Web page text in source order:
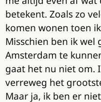
betekent. Zoals zo
komen wonen toen
Misschien ben ik wel
Amsterdam te
gaat het nu niet om.
verreweg het
Maar ja, ik ben er